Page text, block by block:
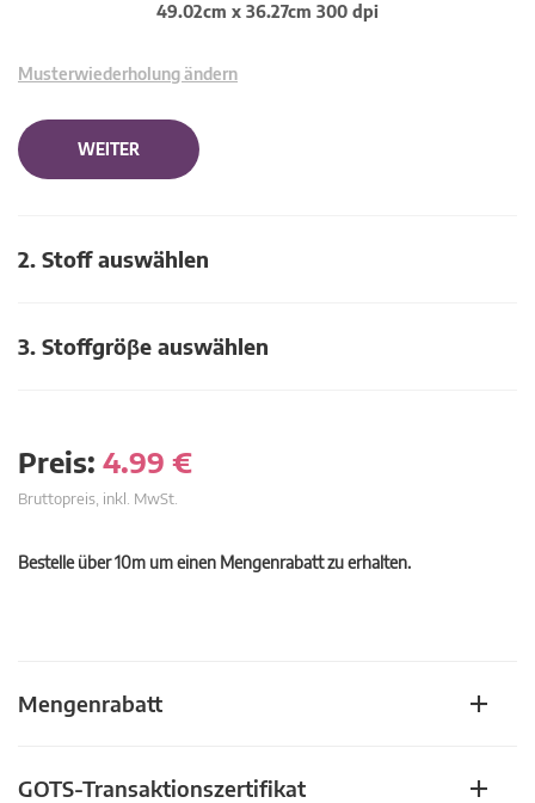
49.02cm x 36.27cm 300 dpi
Musterwiederholung ändern
WEITER
2. Stoff auswählen
3. Stoffgröβe auswählen
Preis: 4.99 €
Bruttopreis, inkl. MwSt.
Bestelle über 10m um einen Mengenrabatt zu erhalten.
Mengenrabatt
GOTS-Transaktionszertifikat